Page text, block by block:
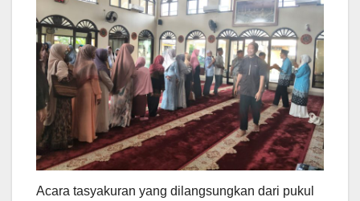
Acara tasyakuran yang dilangsungkan dari pukul